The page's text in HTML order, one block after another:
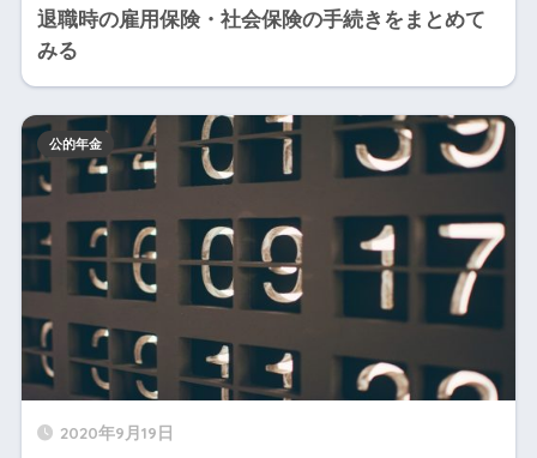
退職時の雇用保険・社会保険の手続きをまとめて
みる
2020年9月19日
公的年金